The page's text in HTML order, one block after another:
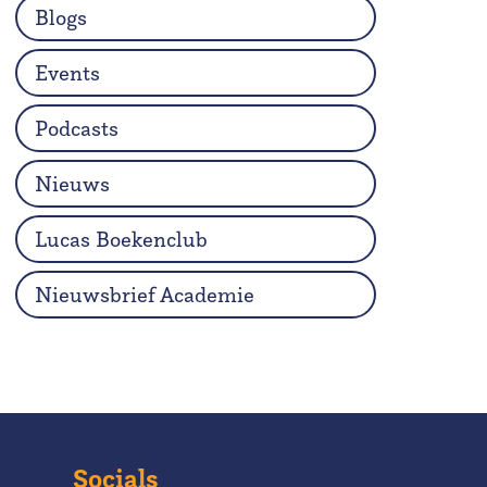
Blogs
Events
Podcasts
Nieuws
Lucas Boekenclub
Nieuwsbrief Academie
Socials